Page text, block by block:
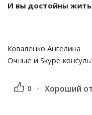
И вы достойны
Коваленко Ангелина
Очные и Skype
0 Хороший